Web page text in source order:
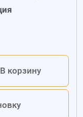
В корзину